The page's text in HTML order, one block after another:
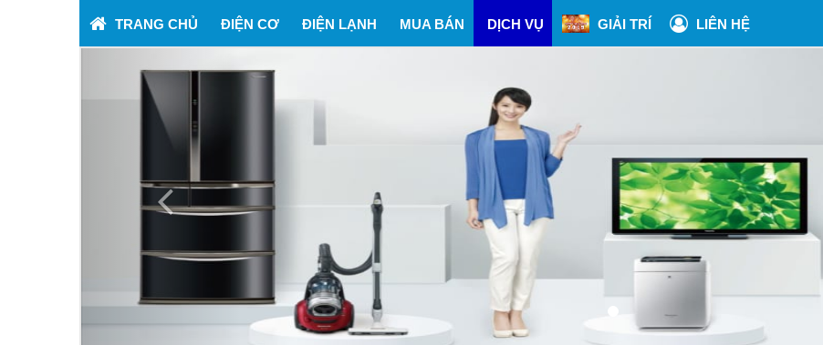
TRANG CHỦ ĐIỆN CƠ ĐIỆN LẠNH MUA BÁN DỊCH VỤ GIẢI TRÍ LIÊN HỆ